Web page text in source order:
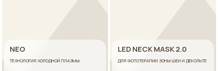
NEO
ТЕХНОЛОГИЯ ХОЛОДНОЙ ПЛАЗМЫ
LED NECK MASK 2.0
ДЛЯ ФОТОТЕРАПИИ ЗОНЫ ШЕИ И ДЕКОЛЬТЕ